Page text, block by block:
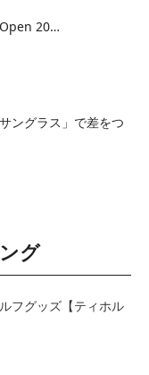
20…
ングラス」で差をつ
グ
フグッズ【ティホル